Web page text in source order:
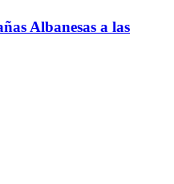
Albanesas a las